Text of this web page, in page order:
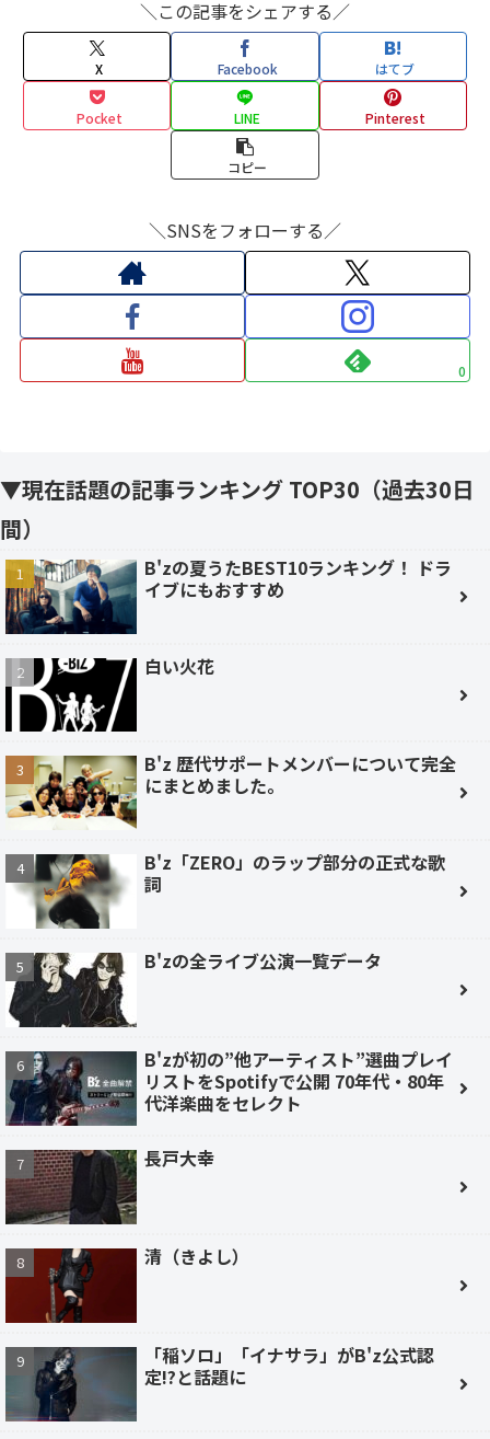
＼この記事をシェアする／
X Facebook はてブ
Pocket LINE Pinterest
コピー
＼SNSをフォローする／
0
▼現在話題の記事ランキング TOP30（過去30日
間）
B'zの夏うたBEST10ランキング！ ドラ
イブにもおすすめ
白い火花
B'z 歴代サポートメンバーについて完全
にまとめました。
B'z「ZERO」のラップ部分の正式な歌
詞
B'zの全ライブ公演一覧データ
B'zが初の”他アーティスト”選曲プレイ
リストをSpotifyで公開 70年代・80年
代洋楽曲をセレクト
長戸大幸
清（きよし）
「稲ソロ」「イナサラ」がB'z公式認
定!?と話題に